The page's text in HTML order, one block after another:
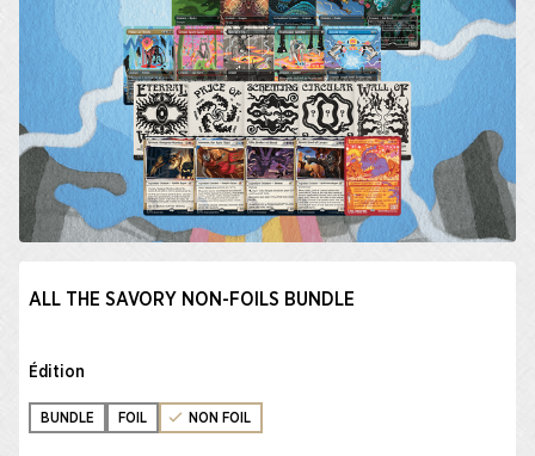
ALL THE SAVORY NON-FOILS BUNDLE
Édition
BUNDLE FOIL NON FOIL